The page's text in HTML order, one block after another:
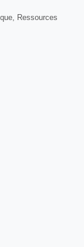
Ressources